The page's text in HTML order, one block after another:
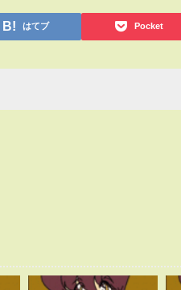
はてブ Pocket